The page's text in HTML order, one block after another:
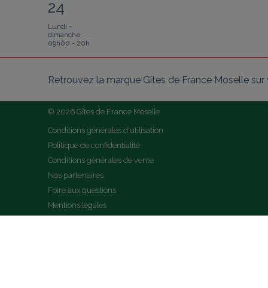
24
Lundi -
dimanche :
09h00 - 20h
Retrouvez la marque Gîtes de France Moselle
© 2026 Gîtes de France Moselle
Conditions générales d'utilisation
Politique de confidentialité
Conditions générales de vente
Nos partenaires
Foire aux questions
Mentions légales